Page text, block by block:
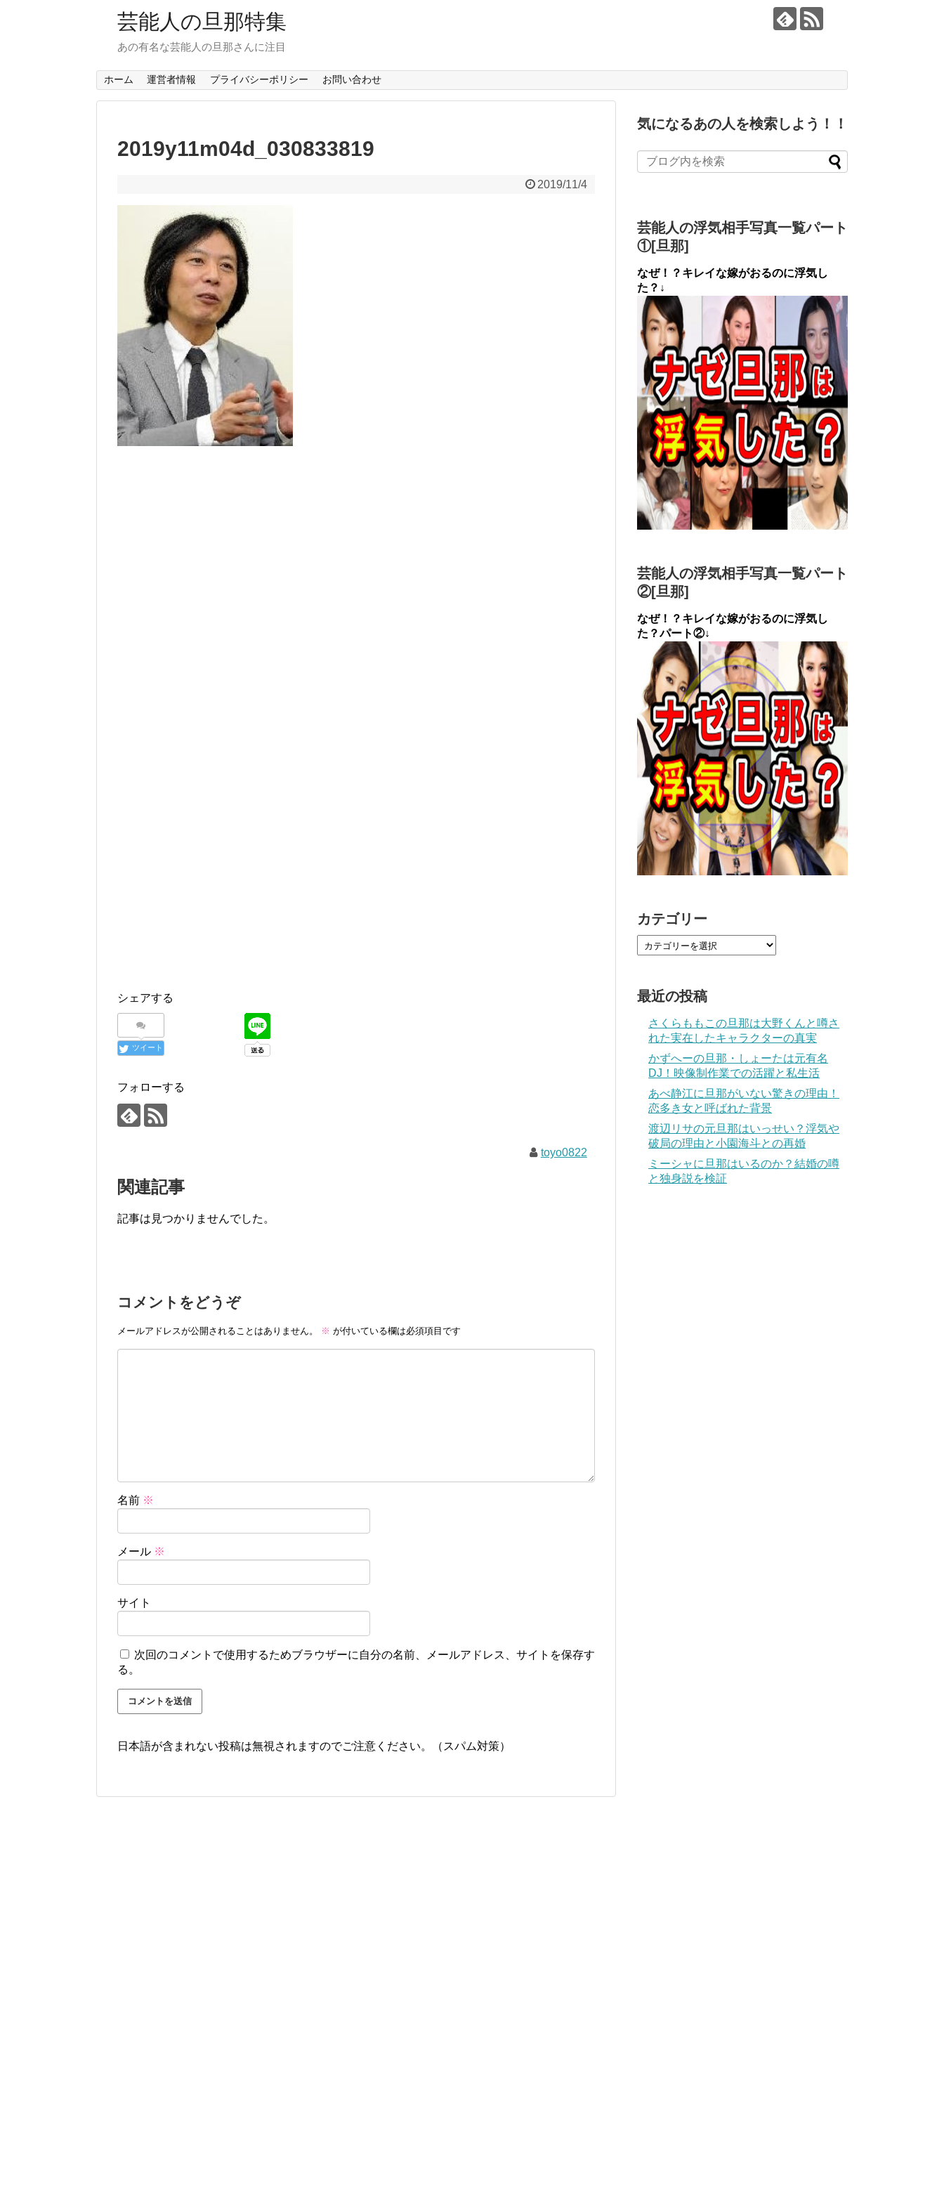
芸能人の旦那特集
あの有名な芸能人の旦那さんに注目
ホーム 運営者情報 プライバシーポリシー お問い合わせ
2019y11m04d_030833819
2019/11/4
シェアする
ツイート
フォローする
toyo0822
関連記事
記事は見つかりませんでした。
コメントをどうぞ
メールアドレスが公開されることはありません。 ※ が付いている欄は必須項目です
名前 ※
メール ※
サイト
次回のコメントで使用するためブラウザーに自分の名前、メールアドレス、サイトを保存す
る。
日本語が含まれない投稿は無視されますのでご注意ください。（スパム対策）
気になるあの人を検索しよう！！
芸能人の浮気相手写真一覧パート
①[旦那]
なぜ！？キレイな嫁がおるのに浮気し
た？↓
芸能人の浮気相手写真一覧パート
②[旦那]
なぜ！？キレイな嫁がおるのに浮気し
た？パート②↓
カテゴリー
最近の投稿
さくらももこの旦那は大野くんと噂さ
れた実在したキャラクターの真実
かずへーの旦那・しょーたは元有名
DJ！映像制作業での活躍と私生活
あべ静江に旦那がいない驚きの理由！
恋多き女と呼ばれた背景
渡辺リサの元旦那はいっせい？浮気や
破局の理由と小園海斗との再婚
ミーシャに旦那はいるのか？結婚の噂
と独身説を検証